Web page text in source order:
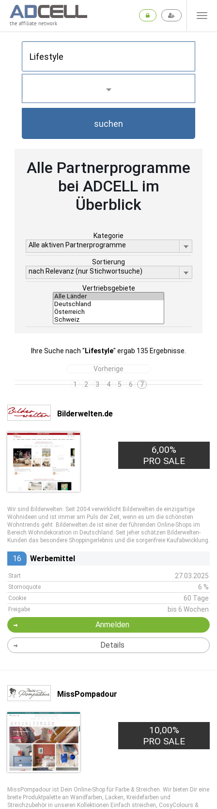
the affiliate network
suchen
Alle Partnerprogramme
bei ADCELL im
Überblick
Kategorie
Alle aktiven Partnerprogramme
Sortierung
nach Relevanz (nur Stichwortsuche)
Vertriebsgebiete
Ihre Suche nach " Lifestyle" ergab 135 Ergebnisse.
Vorherige
1
2 3 4 5 6 7
Bilderwelten.de
6,00%
PRO SALE
Wir sind Bilderwelten: Seit 2004 verwirklicht Bilderwelten.de einzigartige
Wohnideen und ist immer am Puls der Zeit, wenn es um die schönsten
Wohntrends geht. Bilderwelten.de ist einer der führenden Online-Shops im
Bereich Wohndekoration in Deutschland. Seit jeher schätzen Bilderwelten-
Kunden das besondere Shoppingerlebnis und die sorgenfreie Kaufabwicklung.
16 Werbemittel
Start 27.03.2025
Stornoquote 6 %
Cookie 60 Tage
Freigabe bis 6 Wochen
Anmelden
Details
MissPompadour
10,00%
PRO SALE
MissPompadour ist Dein Online-Shop für Farbe & Streichen. Wir bieten Dir eine
breite Produktpalette an Wandfarben, Lacken, Kreidefarben und
Streichzubehör in unseren Kollektionen Einfach streichen, CosyColours &